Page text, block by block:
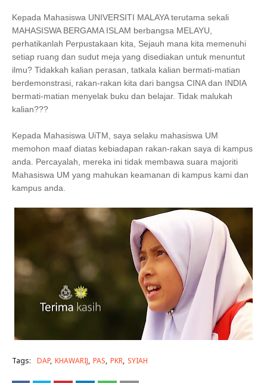
Kepada Mahasiswa UNIVERSITI MALAYA terutama sekali
MAHASISWA BERGAMA ISLAM berbangsa MELAYU,
perhatikanlah Perpustakaan kita, Sejauh mana kita memenuhi
setiap ruang dan sudut meja yang disediakan untuk menuntut
ilmu? Tidakkah kalian perasan, tatkala kalian bermati-matian
berdemonstrasi, rakan-rakan kita dari bangsa CINA dan INDIA
bermati-matian menyelak buku dan belajar. Tidak malukah
kalian???
Kepada Mahasiswa UiTM, saya selaku mahasiswa UM
memohon maaf diatas kebiadapan rakan-rakan saya di kampus
anda. Percayalah, mereka ini tidak membawa suara majoriti
Mahasiswa UM yang mahukan keamanan di kampus kami dan
kampus anda.
Tags: DAP KHAWARIJ PAS PKR SYIAH